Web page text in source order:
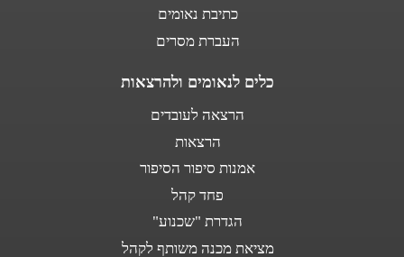
כתיבת נאומים
העברת מסרים
כלים לנאומים ולהרצאות
הרצאה לעובדים
הרצאות
אמנות סיפור הסיפור
פחד קהל
הגדרת "שכנוע"
מציאת מכנה משותף לקהל